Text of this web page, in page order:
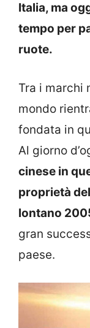
Italia, ma
tempo per
ruote.
Tra i marchi
mondo
fondata in
Al giorno
cinese in
proprietà
lontano
gran
paese.